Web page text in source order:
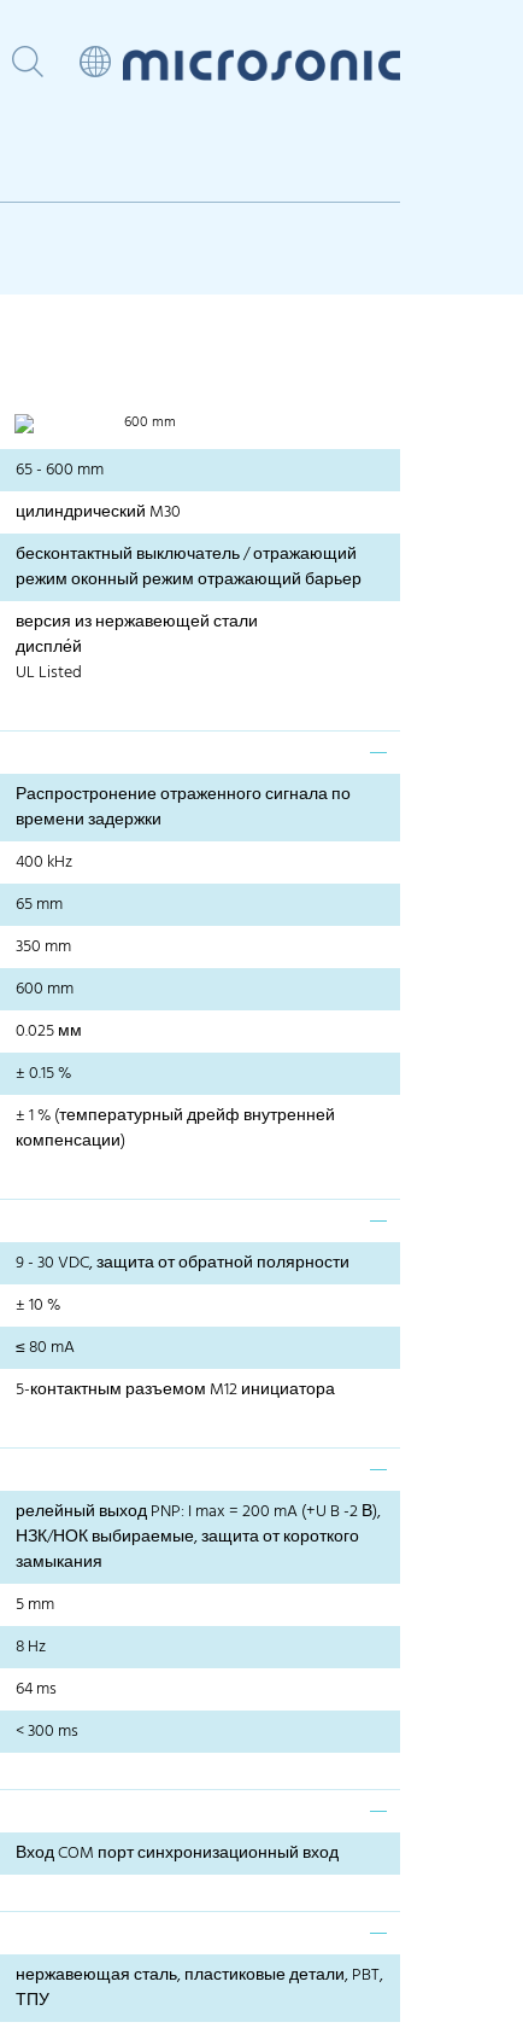
600 mm
65 - 600 mm
цилиндрический M30
бесконтактный выключатель / отражающий
режим оконный режим отражающий барьер
версия из нержавеющей стали
диспле́й
UL Listed
Распростронение отраженного сигнала по
времени задержки
400 kHz
65 mm
350 mm
600 mm
0.025 мм
± 0.15 %
± 1 % (температурный дрейф внутренней
компенсации)
9 - 30 VDC, защита от обратной полярности
± 10 %
≤ 80 mA
5-контактным разъемом M12 инициатора
релейный выход PNP: I max = 200 mA (+U B -2 В),
НЗК/НОК выбираемые, защита от короткого
замыкания
5 mm
8 Hz
64 ms
< 300 ms
Вход COM порт синхронизационный вход
нержавеющая сталь, пластиковые детали, PBT,
ТПУ